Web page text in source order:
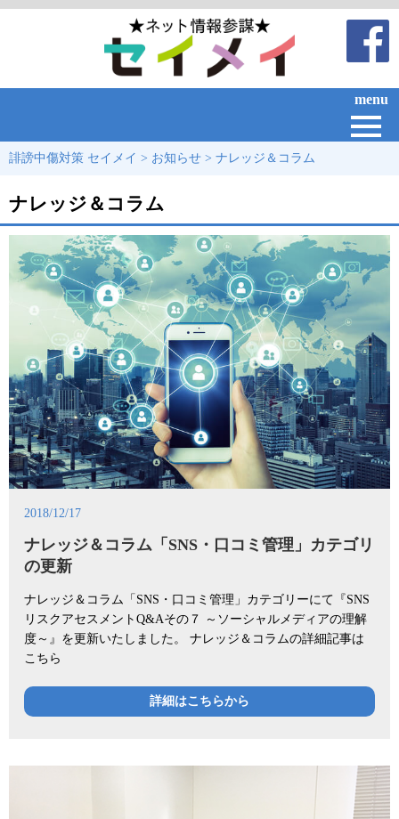
menu
誹謗中傷対策 セイメイ > お知らせ > ナレッジ＆コラム
ナレッジ＆コラム
2018/12/17
ナレッジ＆コラム「SNS・口コミ管理」カテゴリ
の更新
ナレッジ＆コラム「SNS・口コミ管理」カテゴリーにて『SNS
リスクアセスメントQ&Aその７ ～ソーシャルメディアの理解
度～』を更新いたしました。 ナレッジ＆コラムの詳細記事は
こちら
詳細はこちらから